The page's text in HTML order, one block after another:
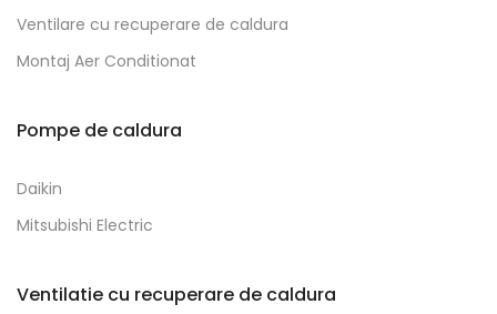
Ventilare cu recuperare de caldura
Montaj Aer Conditionat
Pompe de caldura
Daikin
Mitsubishi Electric
Ventilatie cu recuperare de caldura